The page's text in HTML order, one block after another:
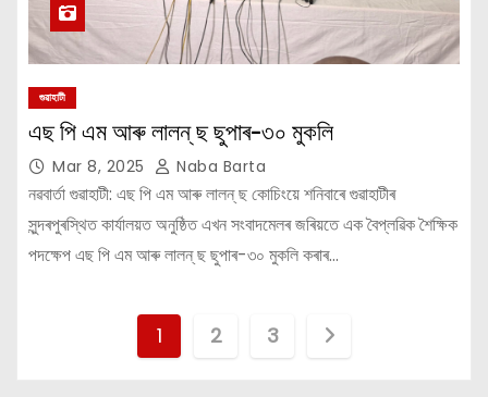
গুৱাহাটী
এছ পি এম আৰু লালন্ ছ ছুপাৰ-৩০ মুকলি
Mar 8, 2025 Naba Barta
নৱবার্তা গুৱাহাটী: এছ পি এম আৰু লালন্ ছ কোচিংয়ে শনিবাৰে গুৱাহাটীৰ
সুন্দৰপুৰস্থিত কাৰ্যালয়ত অনুষ্ঠিত এখন সংবাদমেলৰ জৰিয়তে এক বৈপ্লৱিক শৈক্ষিক
পদক্ষেপ এছ পি এম আৰু লালন্ ছ ছুপাৰ-৩০ মুকলি কৰাৰ…
1 2 3